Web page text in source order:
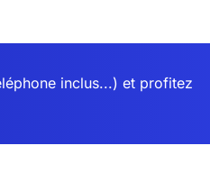
inclus...) et profitez